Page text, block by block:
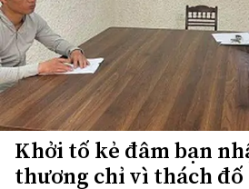
Khởi tố kẻ đâm bạn
thương chỉ vì thách đố